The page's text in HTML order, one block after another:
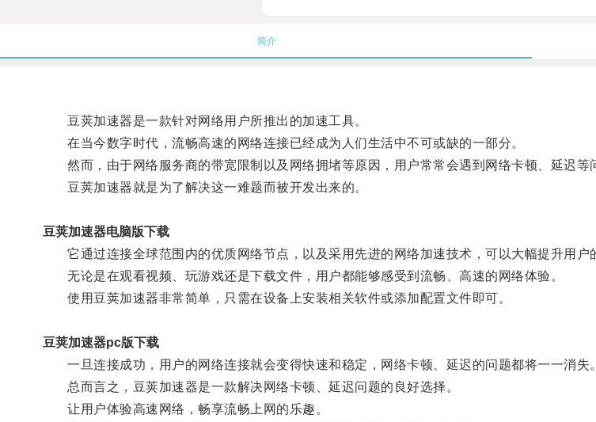
简介
豆荚加速器是一款针对网络用户所推出的加速工具。
在当今数字时代，流畅高速的网络连接已经成为人们生活中不可或缺的一部分。
然而，由于网络服务商的带宽限制以及网络拥堵等原因，用户常常会遇到网络卡顿、延迟等
豆荚加速器就是为了解决这一难题而被开发出来的。
豆荚加速器电脑版下载
它通过连接全球范围内的优质网络节点，以及采用先进的网络加速技术，可以大幅提升用户
无论是在观看视频、玩游戏还是下载文件，用户都能够感受到流畅、高速的网络体验。
使用豆荚加速器非常简单，只需在设备上安装相关软件或添加配置文件即可。
豆荚加速器pc版下载
一旦连接成功，用户的网络连接就会变得快速和稳定，网络卡顿、延迟的问题都将一一消失。
总而言之，豆荚加速器是一款解决网络卡顿、延迟问题的良好选择。
让用户体验高速网络，畅享流畅上网的乐趣。